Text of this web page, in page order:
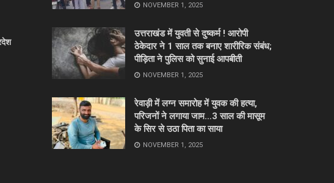
NOVEMBER 1, 2025
उत्तराखंड में युवती से दुष्कर्म ! आरोपी
ठेकेदार ने 1 साल तक बनाए शारीरिक संबंध;
पीड़िता ने पुलिस को सुनाई आपबीती
NOVEMBER 1, 2025
रेवाड़ी में लग्न समारोह में युवक की हत्या,
परिजनों ने लगाया जाम…3 साल की मासूम
के सिर से उठा पिता का साया
NOVEMBER 1, 2025